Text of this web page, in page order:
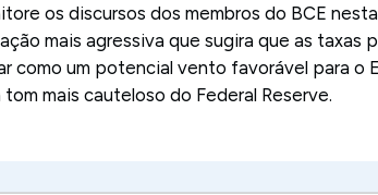
os discursos dos membros do BCE
mais agressiva que sugira que as taxas
como um potencial vento favorável para o
mais cauteloso do Federal Reserve.